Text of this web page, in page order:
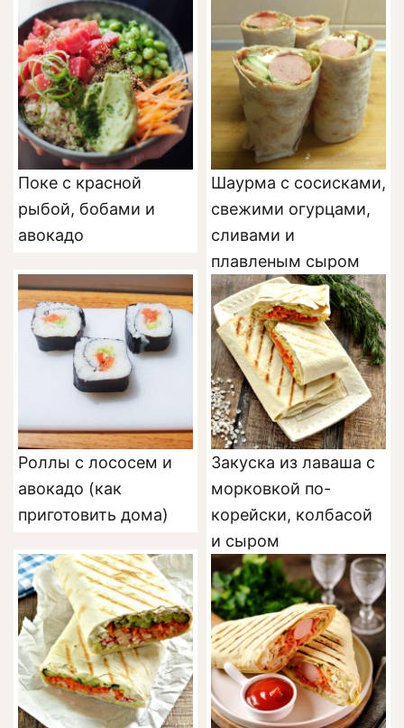
Поке с красной
рыбой, бобами и
авокадо
Шаурма с сосисками,
свежими огурцами,
сливами и
плавленым сыром
Роллы с лососем и
авокадо (как
приготовить дома)
Закуска из лаваша с
морковкой по-
корейски, колбасой
и сыром